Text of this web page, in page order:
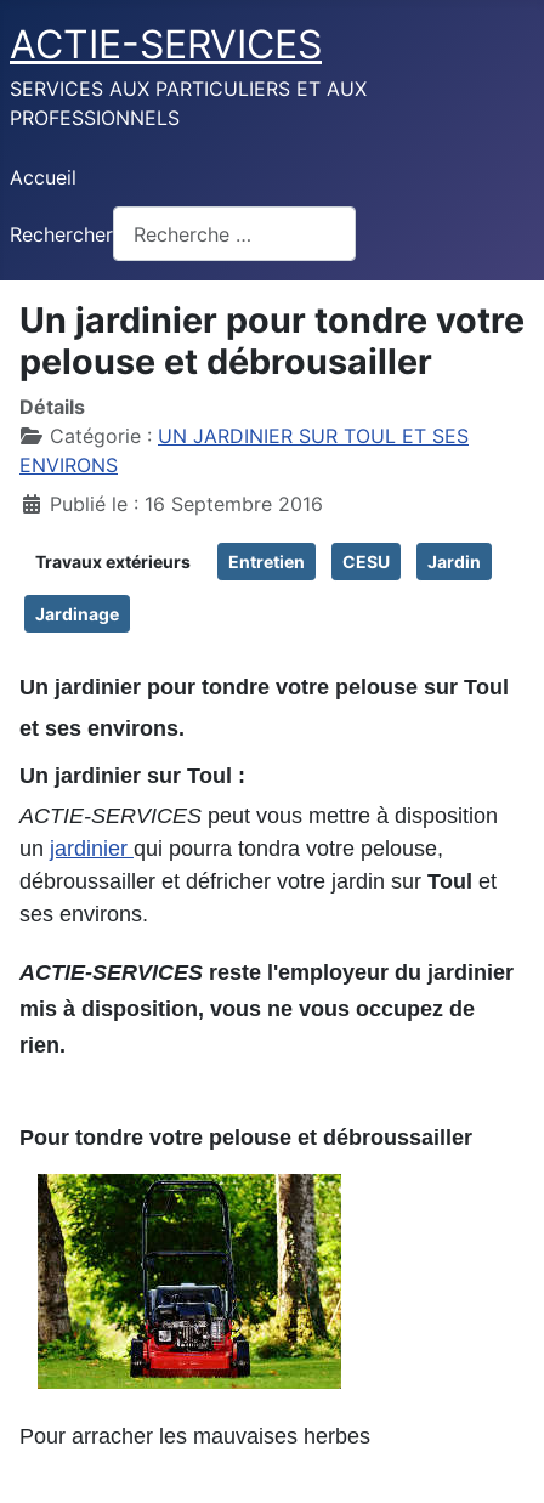
ACTIE-SERVICES
SERVICES AUX PARTICULIERS ET AUX
PROFESSIONNELS
Accueil
Rechercher
Un jardinier pour tondre votre
pelouse et débrousailler
Détails
Catégorie : UN JARDINIER SUR TOUL ET SES
ENVIRONS
Publié le : 16 Septembre 2016
Travaux extérieurs Entretien CESU Jardin
Jardinage
Un jardinier pour tondre votre pelouse sur Toul
et ses environs.
Un jardinier sur Toul :
ACTIE-SERVICES peut vous mettre à disposition
un jardinier qui pourra tondra votre pelouse,
débroussailler et défricher votre jardin sur Toul et
ses environs.
ACTIE-SERVICES reste l'employeur du jardinier
mis à disposition, vous ne vous occupez de
rien.
Pour tondre votre pelouse et débroussailler
Pour arracher les mauvaises herbes